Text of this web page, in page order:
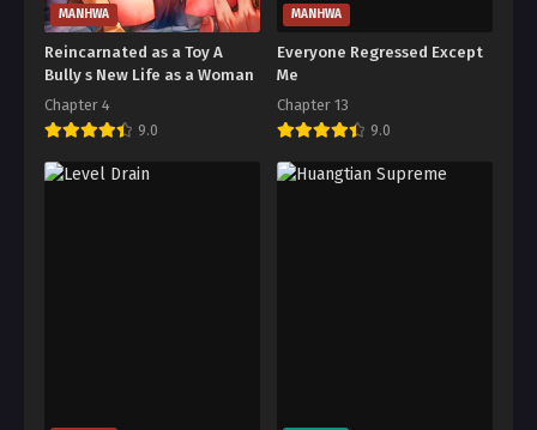
MANHWA
Reincarnated as a Toy A
Bully s New Life as a Woman
Chapter 4
9.0
MANHWA
Everyone Regressed Except
Me
Chapter 13
9.0